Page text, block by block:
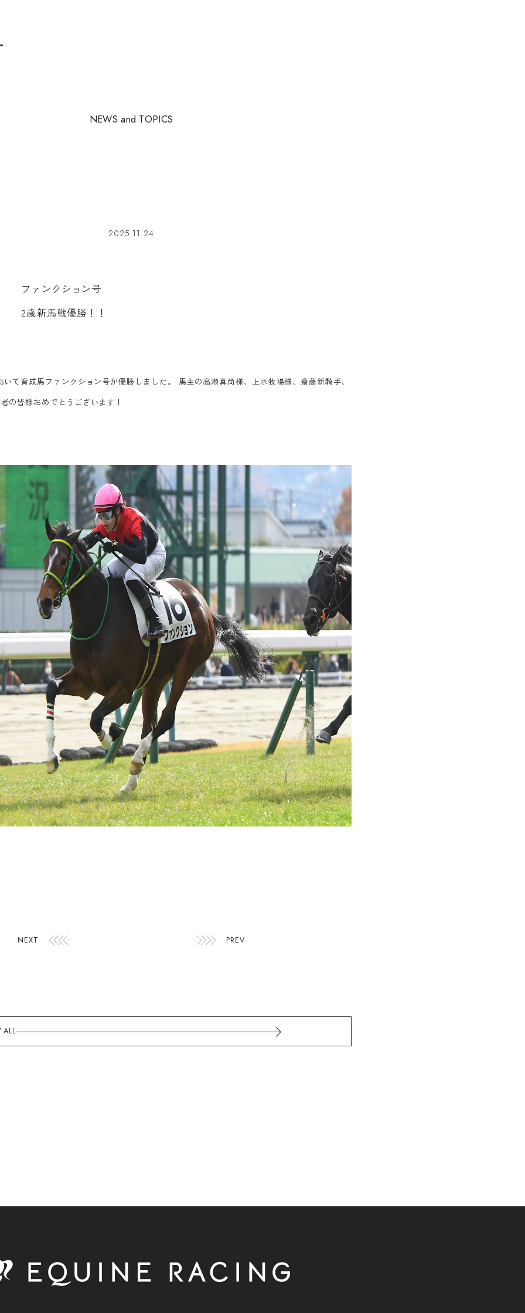
NEWS and TOPICS
2025.11.24
フ ァ ンク シ ョ ン号
2歳新馬戦優勝 ！ ！
て育成馬ファンクション号が優勝しました。 馬主の高瀬真尚様、上水牧場様、斎藤新騎手、
の皆様おめでとうございます！
NEXT PREV
ALL